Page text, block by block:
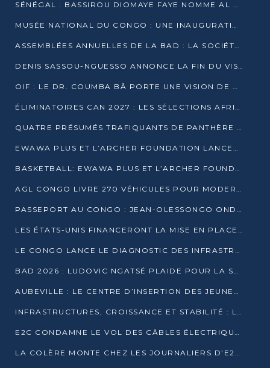
SÉNÉGAL : BASSIROU DIOMAYE FAYE NOMME AL AMINOU LÔ PREMIER MINISTRE
MUSÉE NATIONAL DU CONGO : UNE INAUGURATION PORTEUSE D’ESPOIR POUR LA CULTURE
ASSEMBLÉES ANNUELLES DE LA BAD : LA SOCIÉTÉ CIVILE CONGOLAISE À LA RECHERCHE DE PARTENAIRES POUR SES PROJETS
DENIS SASSOU-NGUESSO ANNONCE LA FIN DU VISA POUR LES AFRICAINS EN 2027
OIF : LE DR. COUMBA BÂ PORTE UNE VISION DE DIALOGUE, DE STABILITÉ ET DE RÉFORME À LA TÊTE
ÉLIMINATOIRES CAN 2027 : LES SÉLECTIONS AFRICAINES CONNAISSENT LEURS ADVERSAIRES
QUATRE PRÉSUMÉS TRAFIQUANTS DE PANTHÈRE ARRÊTÉS À EWO
EWAWA PLUS ET L’ARCHER FOUNDATION LANCENT UN CAMP DE BASKET POUR LES JEUNES À BRAZZAVILLE
BASKETBALL: EWAWA PLUS ET L’ARCHER FOUNDATION LANCENT UN CAMP POUR LES JEUNES
AGL CONGO LIVRE 270 VÉHICULES POUR MODERNISER LE TRANSPORT URBAIN
PASSEPORT AU CONGO : JEAN-OLESSONGO ONDAYE VEUT METTRE FIN AUX LENTEURS ADMINISTRATIVES
LES ÉTATS-UNIS FINANCERONT LA MISE EN PLACE DE JUSQU’À 50 CLINIQUES DE LUTTE CONTRE L’EBOLA
LE CONGO LANCE LE DIAGNOSTIC DES INFRASTRUCTURES SPORTIVES DU COMPLEXE DE KINTÉLÉ
BAD 2026 : LUDOVIC NGATSÉ PLAIDE POUR LA SOUVERAINETÉ FINANCIÈRE AFRICAINE
AUBEVILLE : LE CENTRE D’INSERTION DES JEUNES PRÊT À OUVRIR SES PORTES
INFRASTRUCTURES, CROISSANCE ET STABILITÉ : LA GUINÉE AFFÛTE SES AMBITIONS
E2C CONDAMNE LE VOL DES CÂBLES ÉLECTRIQUES APRÈS UNE VIDÉO VIRALE
LA COLÈRE MONTE CHEZ LES JOURNALIERS D’E2C QUI DÉNONCENT 20 ANS DE PRÉCARITÉ